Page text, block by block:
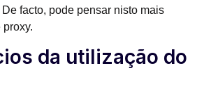
facto, pode pensar nisto mais
da utilização do